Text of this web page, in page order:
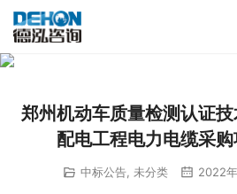
郑州机动车质量检测认证
配电工程电力电缆采
中标公告 未分类 2022